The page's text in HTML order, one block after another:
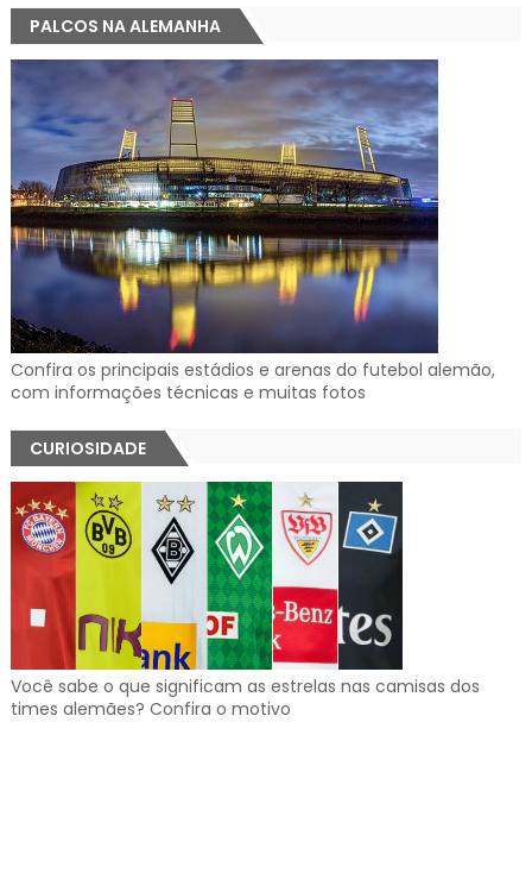
PALCOS NA ALEMANHA
Confira os principais estádios e arenas do futebol alemão,
com informações técnicas e muitas fotos
CURIOSIDADE
Você sabe o que significam as estrelas nas camisas dos
times alemães? Confira o motivo